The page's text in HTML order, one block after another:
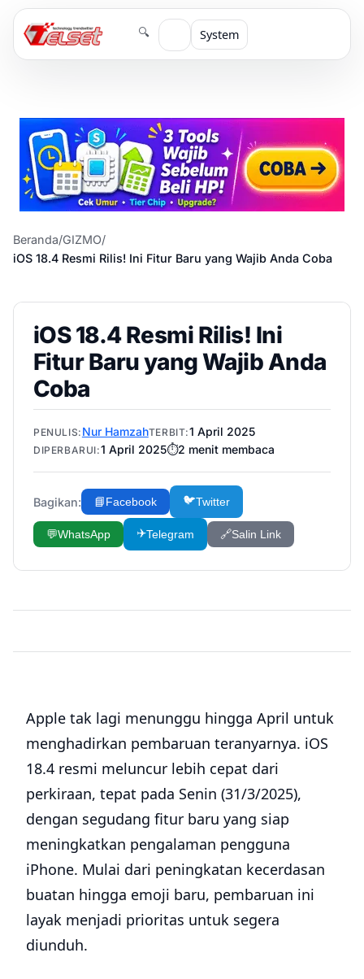
🔍 System
Beranda/GIZMO/
iOS 18.4 Resmi Rilis! Ini Fitur Baru yang Wajib Anda Coba
iOS 18.4 Resmi Rilis! Ini
Fitur Baru yang Wajib Anda
Coba
PENULIS: Nur HamzahTERBIT:1 April 2025
DIPERBARUI:1 April 2025⏱️2 menit membaca
Bagikan: 📘Facebook 🐦Twitter
💬WhatsApp ✈️Telegram 🔗Salin Link
Apple tak lagi menunggu hingga April untuk
menghadirkan pembaruan teranyarnya. iOS
18.4 resmi meluncur lebih cepat dari
perkiraan, tepat pada Senin (31/3/2025),
dengan segudang fitur baru yang siap
meningkatkan pengalaman pengguna
iPhone. Mulai dari peningkatan kecerdasan
buatan hingga emoji baru, pembaruan ini
layak menjadi prioritas untuk segera
diunduh.